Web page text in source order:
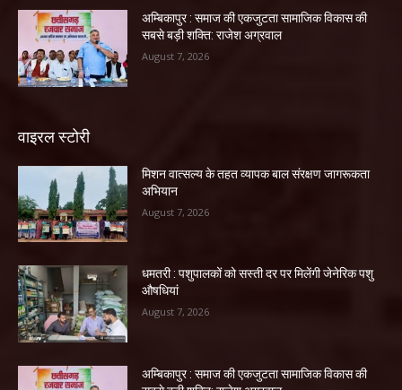
अम्बिकापुर : समाज की एकजुटता सामाजिक विकास की
सबसे बड़ी शक्ति: राजेश अग्रवाल
August 7, 2026
वाइरल स्टोरी
मिशन वात्सल्य के तहत व्यापक बाल संरक्षण जागरूकता
अभियान
August 7, 2026
धमतरी : पशुपालकों को सस्ती दर पर मिलेंगी जेनेरिक पशु
औषधियां
August 7, 2026
अम्बिकापुर : समाज की एकजुटता सामाजिक विकास की